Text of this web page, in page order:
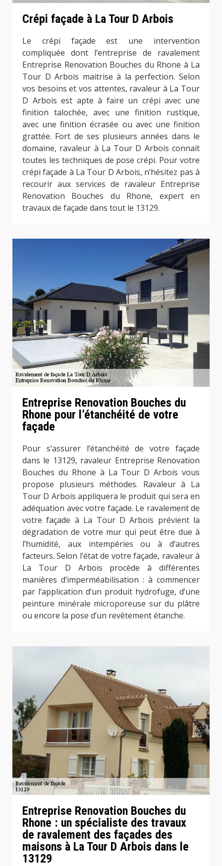
Crépi façade à La Tour D Arbois
Le crépi façade est une intervention
compliquée dont l’entreprise de ravalement
Entreprise Renovation Bouches du Rhone à La
Tour D Arbois maitrise à la perfection. Selon
vos besoins et vos attentes, ravaleur à La Tour
D Arbois est apte à faire un crépi avec une
finition talochée, avec une finition rustique,
avec une finition écrasée ou avec une finition
grattée. Fort de ses plusieurs années dans le
domaine, ravaleur à La Tour D Arbois connait
toutes les techniques de pose crépi. Pour votre
crépi façade à La Tour D Arbois, n’hésitez pas à
recourir aux services de ravaleur Entreprise
Renovation Bouches du Rhone, expert en
travaux de façade dans tout le 13129.
Entreprise Renovation Bouches du
Rhone pour l’étanchéité de votre
façade
Pour s’assurer l’étanchéité de votre façade
dans le 13129, ravaleur Entreprise Renovation
Bouches du Rhone à La Tour D Arbois vous
propose plusieurs méthodes. Ravaleur à La
Tour D Arbois appliquera le produit qui sera en
adéquation avec votre façade. Le ravalement de
votre façade à La Tour D Arbois prévient la
dégradation de votre mur qui peut être due à
l’humidité, aux intempéries ou à d’autres
facteurs. Selon l’état de votre façade, ravaleur à
La Tour D Arbois procède à différentes
manières d’imperméabilisation : à commencer
par l’application d’un produit hydrofuge, d’une
peinture minérale microporeuse sur du plâtre
ou encore la pose d’un revêtement étanche.
Entreprise Renovation Bouches du
Rhone : un spécialiste des travaux
de ravalement des façades des
maisons à La Tour D Arbois dans le
13129